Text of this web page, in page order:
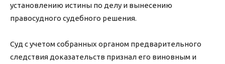
установлению истины по делу и вынесению
правосудного судебного решения.
Суд с учетом собранных органом предварительного
следствия доказательств признал его виновным и